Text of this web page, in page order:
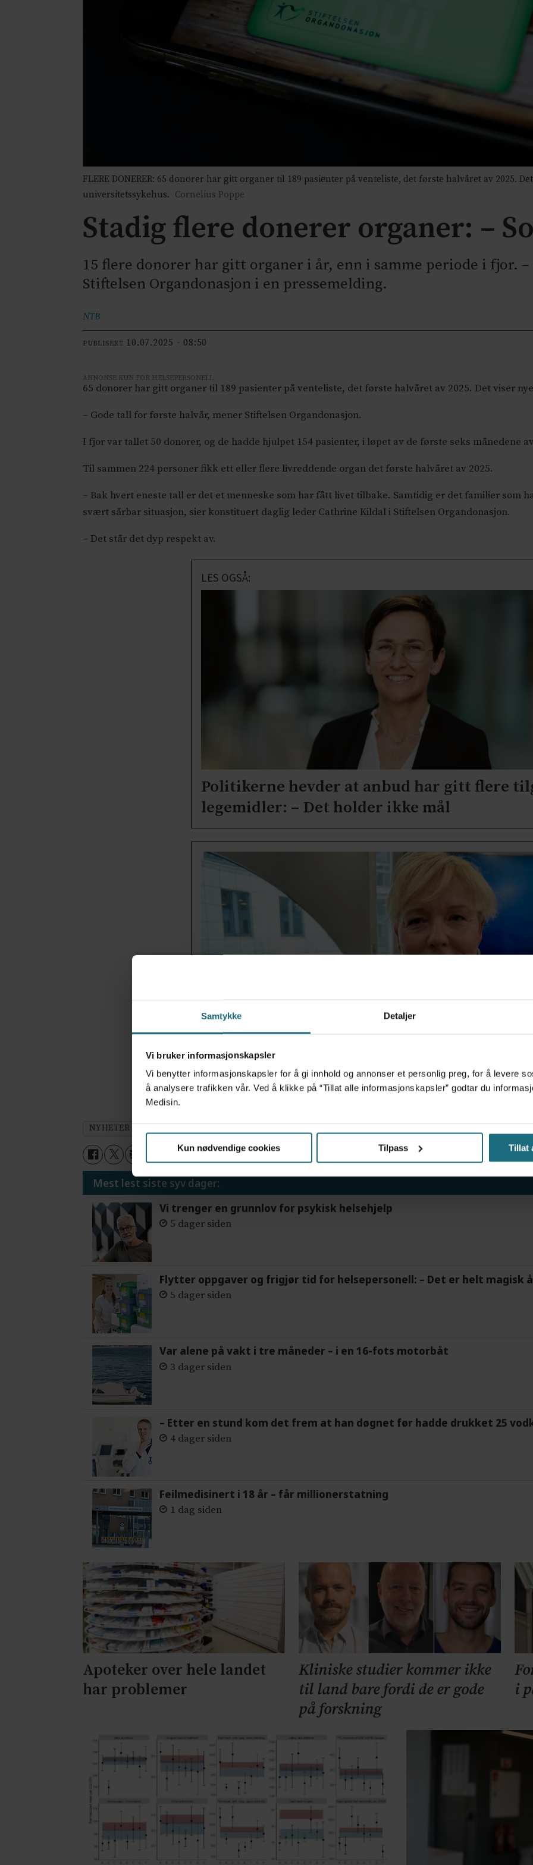
Samtykke Detaljer
Vi bruker informasjonskapsler
Vi benytter informasjonskapsler for å gi innhold og annonser et personlig preg, for å levere
å analysere trafikken vår. Ved å klikke på “Tillat alle informasjonskapsler” godtar du
Medisin.
Kun nødvendige cookies Tilpass Tillat
FLERE DONERER: 65 donorer har gitt organer til 189 pasienter på venteliste, det første halvåret av 2025.
universitetssykehus. Cornelius Poppe
Stadig flere donerer organer: –
15 flere donorer har gitt organer i år, enn i samme periode i fjor.
Stiftelsen Organdonasjon i en pressemelding.
NTB
PUBLISERT 10.07.2025 - 08:50
ANNONSE KUN FOR HELSEPERSONELL
65 donorer har gitt organer til 189 pasienter på venteliste, det første halvåret av 2025. Det viser
– Gode tall for første halvår, mener Stiftelsen Organdonasjon.
I fjor var tallet 50 donorer, og de hadde hjulpet 154 pasienter, i løpet av de første seks månedene
Til sammen 224 personer fikk ett eller flere livreddende organ det første halvåret av 2025.
– Bak hvert eneste tall er det et menneske som har fått livet tilbake. Samtidig er det familier som
svært sårbar situasjon, sier konstituert daglig leder Cathrine Kildal i Stiftelsen Organdonasjon.
– Det står det dyp respekt av.
LES OGSÅ:
Politikerne hevder at anbud har gitt flere
legemidler: – Det holder ikke mål
SOMMERINTERVJUET:
Jakter roen hjemme på Tynset
NYHETER
Mest lest siste syv dager:
Vi trenger en grunnlov for psykisk helsehjelp
5 dager siden
Flytter oppgaver og frigjør tid for helsepersonell: – Det er helt magisk
5 dager siden
Var alene på vakt i tre måneder – i en 16-fots motorbåt
3 dager siden
– Etter en stund kom det frem at han døgnet før hadde drukket 25
4 dager siden
Feilmedisinert i 18 år – får millionerstatning
1 dag siden
Apoteker over hele landet
har problemer
Kliniske studier kommer ikke
til land bare fordi de er gode
på forskning
i